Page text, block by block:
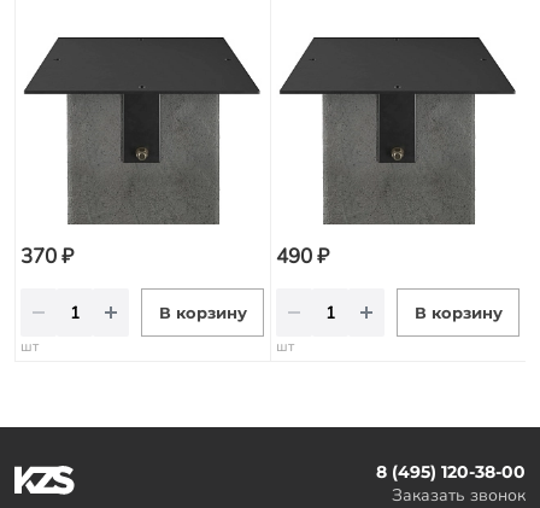
370 ₽
В корзину
шт
490 ₽
В корзину
шт
8 (495) 120-38-00
Заказать звонок